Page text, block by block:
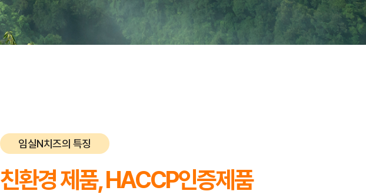
임실N치즈의 특징
친환경 제품, HACCP인증제품